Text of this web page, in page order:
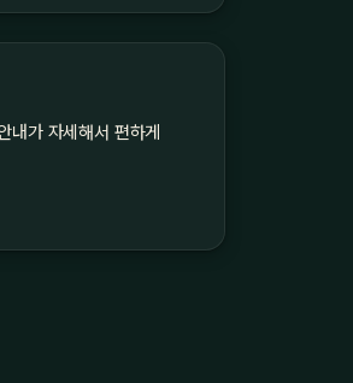
내가 자세해서 편하게